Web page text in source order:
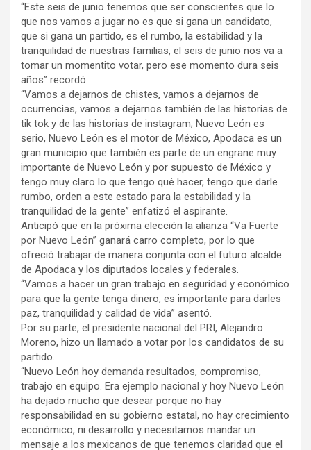
“Este seis de junio tenemos que ser conscientes que lo
que nos vamos a jugar no es que si gana un candidato,
que si gana un partido, es el rumbo, la estabilidad y la
tranquilidad de nuestras familias, el seis de junio nos va a
tomar un momentito votar, pero ese momento dura seis
años” recordó.
“Vamos a dejarnos de chistes, vamos a dejarnos de
ocurrencias, vamos a dejarnos también de las historias de
tik tok y de las historias de instagram; Nuevo León es
serio, Nuevo León es el motor de México, Apodaca es un
gran municipio que también es parte de un engrane muy
importante de Nuevo León y por supuesto de México y
tengo muy claro lo que tengo qué hacer, tengo que darle
rumbo, orden a este estado para la estabilidad y la
tranquilidad de la gente” enfatizó el aspirante.
Anticipó que en la próxima elección la alianza “Va Fuerte
por Nuevo León” ganará carro completo, por lo que
ofreció trabajar de manera conjunta con el futuro alcalde
de Apodaca y los diputados locales y federales.
“Vamos a hacer un gran trabajo en seguridad y económico
para que la gente tenga dinero, es importante para darles
paz, tranquilidad y calidad de vida” asentó.
Por su parte, el presidente nacional del PRI, Alejandro
Moreno, hizo un llamado a votar por los candidatos de su
partido.
“Nuevo León hoy demanda resultados, compromiso,
trabajo en equipo. Era ejemplo nacional y hoy Nuevo León
ha dejado mucho que desear porque no hay
responsabilidad en su gobierno estatal, no hay crecimiento
económico, ni desarrollo y necesitamos mandar un
mensaje a los mexicanos de que tenemos claridad que el